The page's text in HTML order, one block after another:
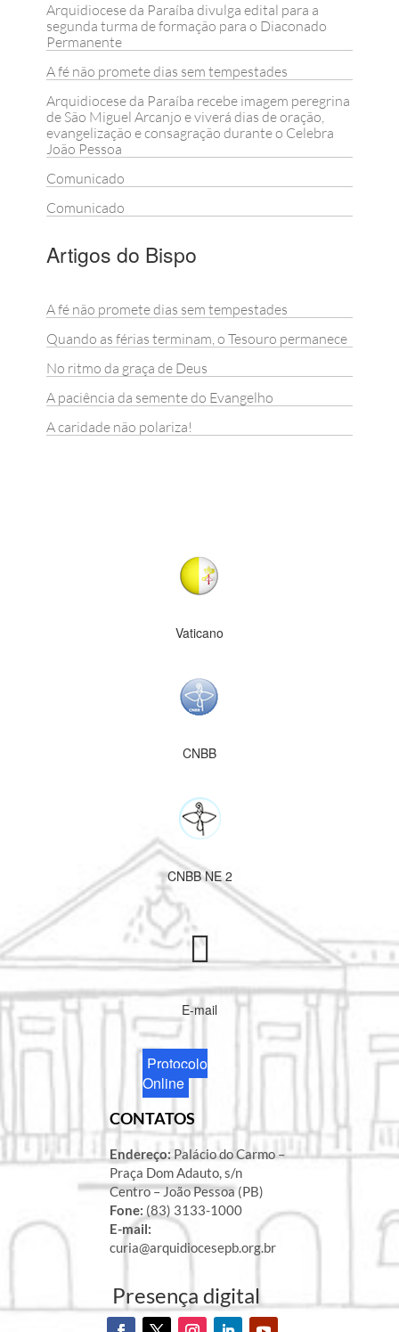
Arquidiocese da Paraíba divulga edital para a
segunda turma de formação para o Diaconado
Permanente
A fé não promete dias sem tempestades
Arquidiocese da Paraíba recebe imagem peregrina
de São Miguel Arcanjo e viverá dias de oração,
evangelização e consagração durante o Celebra
João Pessoa
Comunicado
Comunicado
Artigos do Bispo
A fé não promete dias sem tempestades
Quando as férias terminam, o Tesouro permanece
No ritmo da graça de Deus
A paciência da semente do Evangelho
A caridade não polariza!
Vaticano
CNBB
CNBB NE 2
E-mail
Protocolo
Online
CONTATOS
Endereço:Palácio do Carmo –
Praça Dom Adauto, s/n
Centro – João Pessoa (PB)
Fone: (83) 3133-1000
E-mail:
curia@arquidiocesepb.org.br
Presença digital